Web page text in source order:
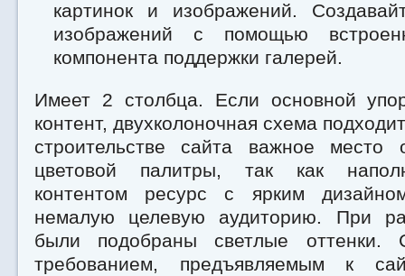
картинок и изображений.
изображений с помощью
компонента поддержки галерей.
Имеет 2 столбца. Если основной
контент, двухколоночная схема
строительстве сайта важное место
цветовой палитры, так как
контентом ресурс с ярким
немалую целевую аудиторию. При
были подобраны светлые оттенки.
требованием, предъявляемым к